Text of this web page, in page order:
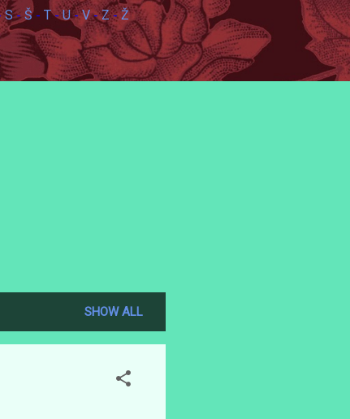
S- Š- T-U-V-Z-Ž
SHOW ALL